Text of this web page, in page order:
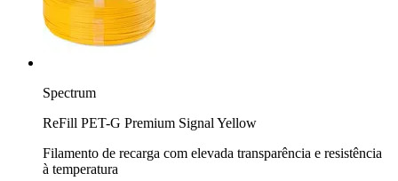
Spectrum
ReFill PET-G Premium Signal Yellow
Filamento de recarga com elevada transparência e resistência
à temperatura